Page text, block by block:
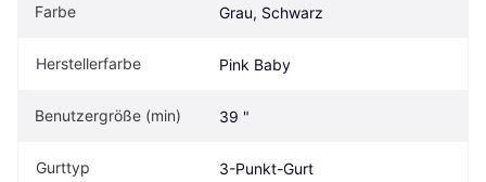
Farbe Grau, Schwarz
Herstellerfarbe Pink Baby
Benutzergröße (min) 39 "
Gurttyp 3-Punkt-Gurt